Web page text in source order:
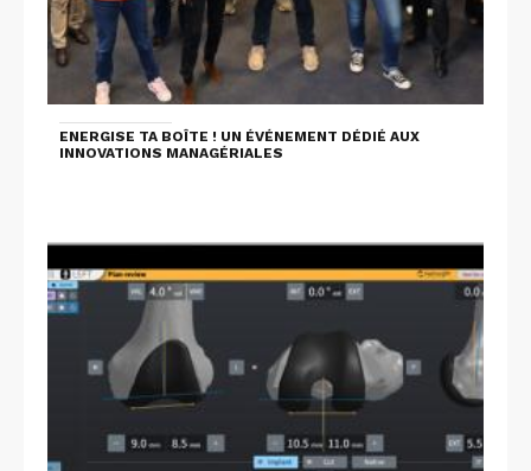
ENERGISE TA BOÎTE ! UN ÉVÉNEMENT DÉDIÉ AUX
INNOVATIONS MANAGÉRIALES